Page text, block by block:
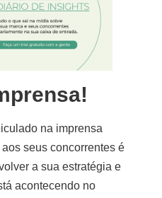
na imprensa
seus concorrentes é
a sua estratégia e
acontecendo no